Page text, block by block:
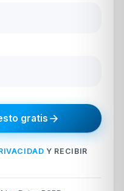
gratis
Y RECIBIR